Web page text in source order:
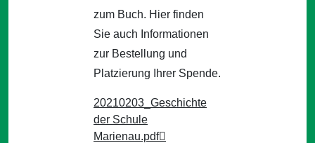
zum Buch. Hier finden
Sie auch Informationen
zur Bestellung und
Platzierung Ihrer Spende.
20210203_Geschichte
der Schule
Marienau.pdf